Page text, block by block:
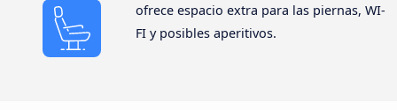
ofrece espacio extra para las piernas, WI-
FI y posibles aperitivos.